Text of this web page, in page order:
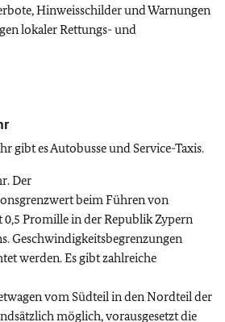
Hinweisschilder und Warnungen
lokaler Rettungs- und
gibt es Autobusse und Service-Taxis.
Der
beim Führen von
Promille in der Republik Zypern
Geschwindigkeitsbegrenzungen
werden. Es gibt zahlreiche
vom Südteil in den Nordteil der
möglich, vorausgesetzt die